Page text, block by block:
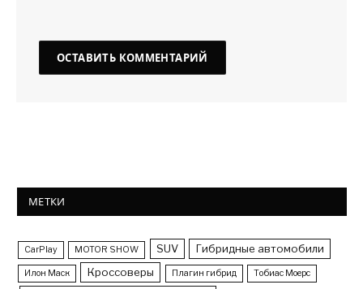
МЕТКИ
CarPlay MOTOR SHOW SUV Гибридные автомобили
Илон Маск Кроссоверы Плагин гибрид Тобиас Моерс